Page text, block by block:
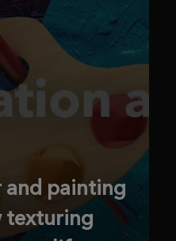
and painting
texturing